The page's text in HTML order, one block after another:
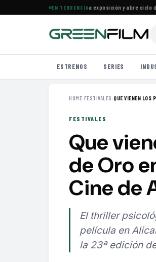
EN TENDENCIA
Francés en Maracaibo cierra exposición y abre ciclo de
ESTRENOS SERIES
HOME›FESTIVALES ›QUE VIENEN LOS
FESTIVALES
Que
de Oro
Cine de
El thriller
película en
la 23ª edición